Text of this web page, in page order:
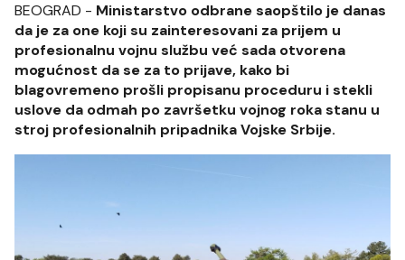
BEOGRAD - Ministarstvo odbrane saopštilo je danas
da je za one koji su zainteresovani za prijem u
profesionalnu vojnu službu već sada otvorena
mogućnost da se za to prijave, kako bi
blagovremeno prošli propisanu proceduru i stekli
uslove da odmah po završetku vojnog roka stanu u
stroj profesionalnih pripadnika Vojske Srbije.